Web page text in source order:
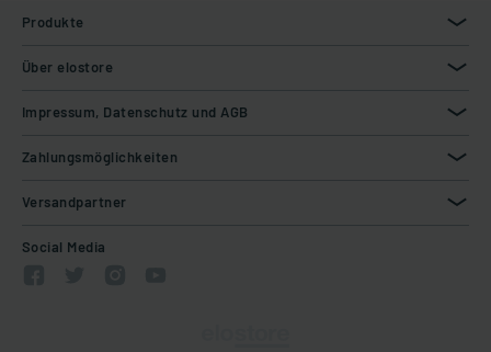
Produkte
Über elostore
Impressum, Datenschutz und AGB
Zahlungsmöglichkeiten
Versandpartner
Social Media